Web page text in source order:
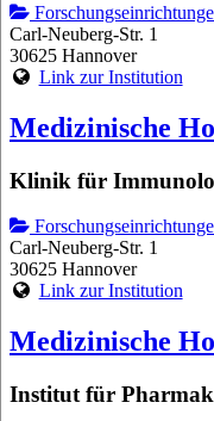
Carl-Neuberg-Str. 1
30625 Hannover
Link zur Institution
Medizinische
Klinik für
Carl-Neuberg-Str. 1
30625 Hannover
Link zur Institution
Medizinische
Institut für